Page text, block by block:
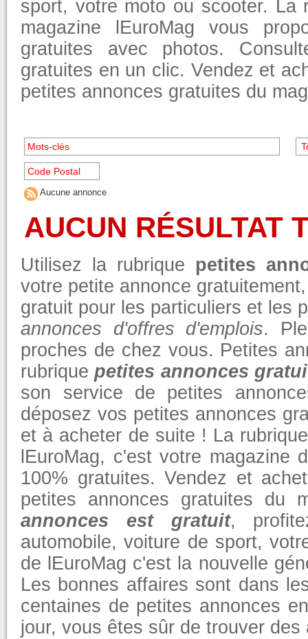
sport, votre moto ou scooter. La
magazine lEuroMag vous
gratuites avec photos.
gratuites en un clic. Vendez et
petites annonces gratuites du
Aucune annonce
AUCUN RÉSULTAT
Utilisez la rubrique petites
votre petite annonce
gratuit pour les particuliers et les
annonces d'offres d'emplois.
proches de chez vous. Petites
rubriquepetites annonces
son service de petites
déposez vos petites annonces
et à acheter de suite ! La
lEuroMag, c'est votre magazine
100% gratuites. Vendez et
petites annonces gratuites du
annonces est gratuit,
automobile, voiture de sport,
de lEuroMag c'est la nouvelle
Les bonnes affaires sont dans
centaines de petites annonces
jour, vous êtes sûr de trouver